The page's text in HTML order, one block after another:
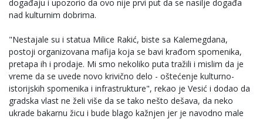
događaju i upozorio da ovo nije prvi put da se nasilje događa
nad kulturnim dobrima.
"Nestajale su i statua Milice Rakić, biste sa Kalemegdana,
postoji organizovana mafija koja se bavi krađom spomenika,
pretapa ih i prodaje. Mi smo nekoliko puta tražili i mislim da je
vreme da se uvede novo krivično delo - oštećenje kulturno-
istorijskih spomenika i infrastrukture", rekao je Vesić i dodao da
gradska vlast ne želi više da se tako nešto dešava, da neko
ukrade bakarnu žicu i bude blago kažnjen jer je navodno male